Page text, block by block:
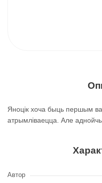
Яноцік хоча быць першым ва
атрымліваецца. Але
Автор